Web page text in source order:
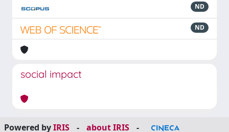
ND
ND
social impact
Powered byIRIS - about IRIS -